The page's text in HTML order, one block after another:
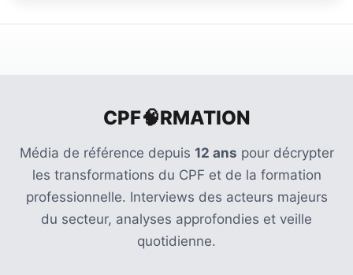
CPF🧠RMATION
Média de référence depuis 12 ans pour décrypter
les transformations du CPF et de la formation
professionnelle. Interviews des acteurs majeurs
du secteur, analyses approfondies et veille
quotidienne.